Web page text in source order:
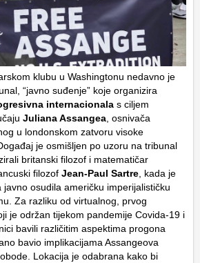
klubu u Washingtonu nedavno je
“javno suđenje” koje organizira
internacionala s ciljem
Juliana Assangea , osnivača
u londonskom zatvoru visoke
je osmišljen po uzoru na tribunal
britanski filozof i matematičar
filozof Jean-Paul Sartre , kada je
osudila američku imperijalističku
Za razliku od virtualnog, prvog
je održan tijekom pandemije Covida-19 i
bavili različitim aspektima progona
bavio implikacijama Assangeova
Lokacija je odabrana kako bi